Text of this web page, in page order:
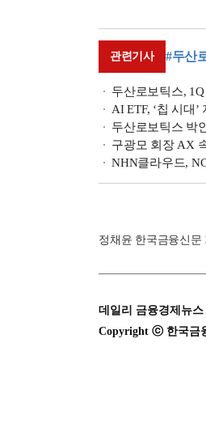
관련기사 #두산
두산로보틱스,
AI ETF, ‘칩 시대’
두산로보틱스 박
구광모 회장 AX
NHN클라우드,
정채윤 한국금융신문
데일리 금융경제뉴
Copyright ⓒ 한국금